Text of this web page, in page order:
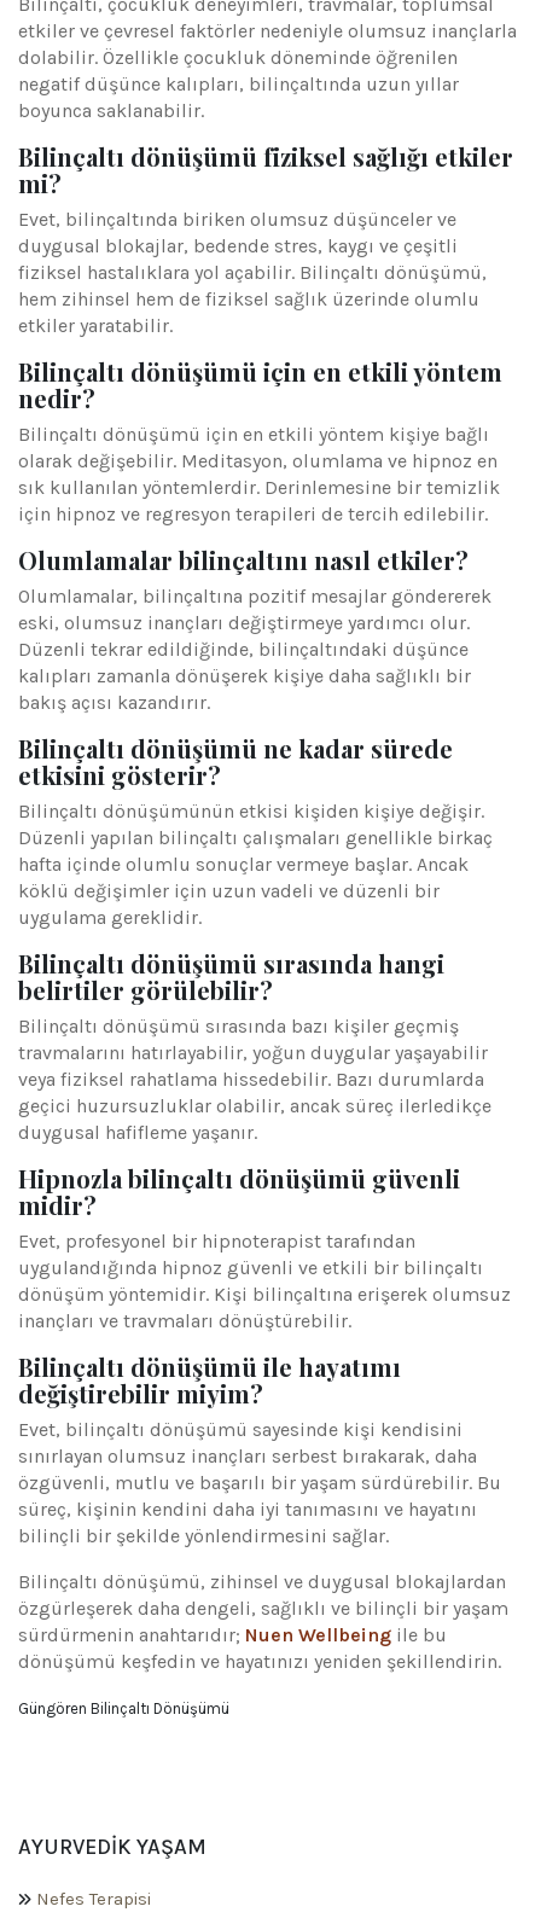
Bilinçaltı, çocukluk deneyimleri, travmalar, toplumsal
etkiler ve çevresel faktörler nedeniyle olumsuz inançlarla
dolabilir. Özellikle çocukluk döneminde öğrenilen
negatif düşünce kalıpları, bilinçaltında uzun yıllar
boyunca saklanabilir.
Bilinçaltı dönüşümü fiziksel sağlığı etkiler
mi?
Evet, bilinçaltında biriken olumsuz düşünceler ve
duygusal blokajlar, bedende stres, kaygı ve çeşitli
fiziksel hastalıklara yol açabilir. Bilinçaltı dönüşümü,
hem zihinsel hem de fiziksel sağlık üzerinde olumlu
etkiler yaratabilir.
Bilinçaltı dönüşümü için en etkili yöntem
nedir?
Bilinçaltı dönüşümü için en etkili yöntem kişiye bağlı
olarak değişebilir. Meditasyon, olumlama ve hipnoz en
sık kullanılan yöntemlerdir. Derinlemesine bir temizlik
için hipnoz ve regresyon terapileri de tercih edilebilir.
Olumlamalar bilinçaltını nasıl etkiler?
Olumlamalar, bilinçaltına pozitif mesajlar göndererek
eski, olumsuz inançları değiştirmeye yardımcı olur.
Düzenli tekrar edildiğinde, bilinçaltındaki düşünce
kalıpları zamanla dönüşerek kişiye daha sağlıklı bir
bakış açısı kazandırır.
Bilinçaltı dönüşümü ne kadar sürede
etkisini gösterir?
Bilinçaltı dönüşümünün etkisi kişiden kişiye değişir.
Düzenli yapılan bilinçaltı çalışmaları genellikle birkaç
hafta içinde olumlu sonuçlar vermeye başlar. Ancak
köklü değişimler için uzun vadeli ve düzenli bir
uygulama gereklidir.
Bilinçaltı dönüşümü sırasında hangi
belirtiler görülebilir?
Bilinçaltı dönüşümü sırasında bazı kişiler geçmiş
travmalarını hatırlayabilir, yoğun duygular yaşayabilir
veya fiziksel rahatlama hissedebilir. Bazı durumlarda
geçici huzursuzluklar olabilir, ancak süreç ilerledikçe
duygusal hafifleme yaşanır.
Hipnozla bilinçaltı dönüşümü güvenli
midir?
Evet, profesyonel bir hipnoterapist tarafından
uygulandığında hipnoz güvenli ve etkili bir bilinçaltı
dönüşüm yöntemidir. Kişi bilinçaltına erişerek olumsuz
inançları ve travmaları dönüştürebilir.
Bilinçaltı dönüşümü ile hayatımı
değiştirebilir miyim?
Evet, bilinçaltı dönüşümü sayesinde kişi kendisini
sınırlayan olumsuz inançları serbest bırakarak, daha
özgüvenli, mutlu ve başarılı bir yaşam sürdürebilir. Bu
süreç, kişinin kendini daha iyi tanımasını ve hayatını
bilinçli bir şekilde yönlendirmesini sağlar.
Bilinçaltı dönüşümü, zihinsel ve duygusal blokajlardan
özgürleşerek daha dengeli, sağlıklı ve bilinçli bir yaşam
sürdürmenin anahtarıdır; Nuen Wellbeing ile bu
dönüşümü keşfedin ve hayatınızı yeniden şekillendirin.
Güngören Bilinçaltı Dönüşümü
AYURVEDIK YAŞAM
Nefes Terapisi